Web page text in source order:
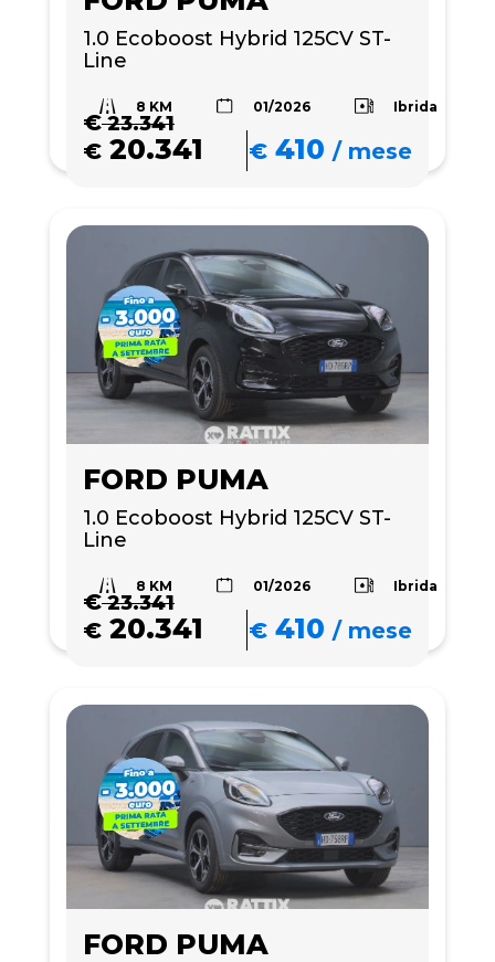
1.0 Ecoboost Hybrid 125CV ST-
Line
8 KM 01/2026 Ibrida
€23.341
€ 20.341 € 410 /mese
FORD PUMA
1.0 Ecoboost Hybrid 125CV ST-
Line
8 KM 01/2026 Ibrida
€23.341
€ 20.341 € 410 /mese
FORD PUMA